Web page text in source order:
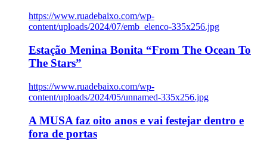
https://www.ruadebaixo.com/wp-
content/uploads/2024/07/emb_elenco-335x256.jpg
Estação Menina Bonita “From The Ocean To
The Stars”
https://www.ruadebaixo.com/wp-
content/uploads/2024/05/unnamed-335x256.jpg
A MUSA faz oito anos e vai festejar dentro e
fora de portas